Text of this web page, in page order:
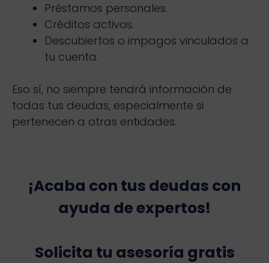
Préstamos personales.
Créditos activos.
Descubiertos o impagos vinculados a
tu cuenta.
Eso sí, no siempre tendrá información de
todas tus deudas, especialmente si
pertenecen a otras entidades.
¡Acaba con tus deudas con
ayuda de expertos!
Solicita tu asesoría gratis